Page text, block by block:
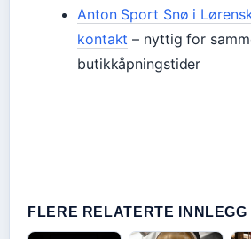
Anton Sport Snø i
kontakt – nyttig for
butikkåpningstider
FLERE RELATERTE INNLEGG